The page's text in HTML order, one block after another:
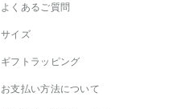
よくあるご質問
サイズ
ギフトラッピング
お支払い方法について